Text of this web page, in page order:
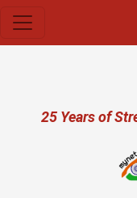
User
25 Years of